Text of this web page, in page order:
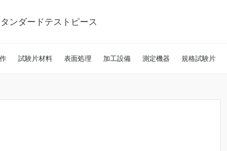
ンダードテストピース
試験片材料 表面処理 加工設備 測定機器 規格試験片